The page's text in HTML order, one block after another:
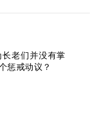
老们并没有掌
惩戒动议？